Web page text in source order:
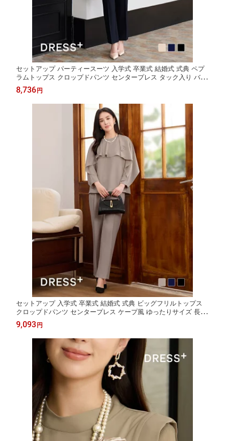
セットアップ パーティースーツ 入学式 卒業式 結婚式 式典 ペプ
ラムトップス クロップドパンツ センタープレス タック入り バル
ーンスリーブ 長袖 ウエストゴム スラックス レディース セ
8,736円
セットアップ 入学式 卒業式 結婚式 式典 ビッグフリルトップス
クロップドパンツ センタープレス ケープ風 ゆったりサイズ 長袖
ウエストゴム スラックス レディース セミフォーマル 二の
9,093円